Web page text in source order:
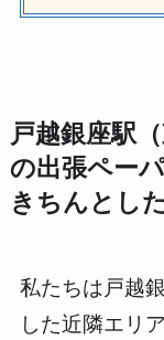
戸越銀座駅
の出張ペー
きちんとし
私たちは戸越
した近隣エリ